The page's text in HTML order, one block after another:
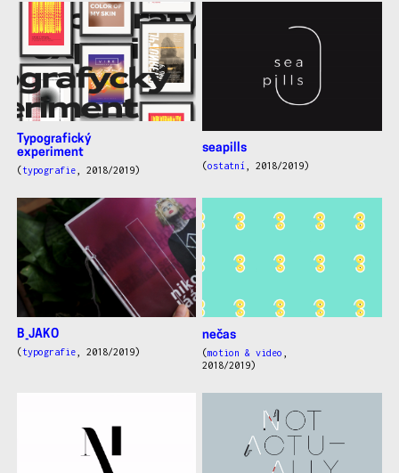
Typografický
experiment
(typografie, 2018/2019)
seapills
(ostatní , 2018/2019)
B_JAKO
( typografie, 2018/2019)
nečas
(motion & video
2018/2019)